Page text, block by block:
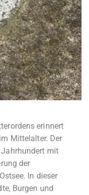
erinnert
Mittelalter. Der
Jahrhundert mit
der
In dieser
Burgen und